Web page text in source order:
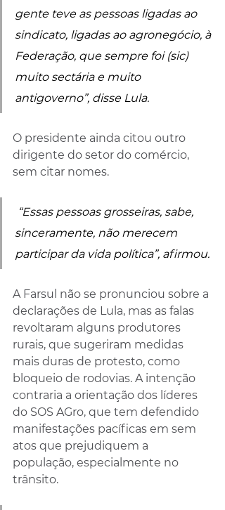
gente teve as pessoas ligadas ao
sindicato, ligadas ao agronegócio, à
Federação, que sempre foi (sic)
muito sectária e muito
antigoverno”, disse Lula.
O presidente ainda citou outro
dirigente do setor do comércio,
sem citar nomes.
sinceramente, não merecem
participar da vida política”, afirmou.
A Farsul não se pronunciou sobre a
declarações de Lula, mas as falas
revoltaram alguns produtores
rurais, que sugeriram medidas
mais duras de protesto, como
bloqueio de rodovias. A intenção
contraria a orientação dos líderes
do SOS AGro, que tem defendido
manifestações pacíficas em sem
atos que prejudiquem a
população, especialmente no
trânsito.